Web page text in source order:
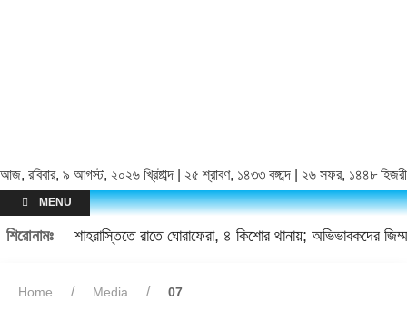
আজ, রবিবার, ৯ আগস্ট, ২০২৬ খ্রিষ্টাব্দ | ২৫ শ্রাবণ, ১৪৩৩ বঙ্গাব্দ | ২৬ সফর, ১৪৪৮ হিজরী
MENU
শিরোনামঃ শাহরাস্তিতে রাতে ঘোরাফেরা, ৪ কিশোর থানায়; অভিভাবকদের
Home Media 07